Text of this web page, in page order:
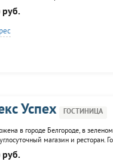
традиционной русской и
Гостям доступны услуги...
руб.
Успех ГОСТИНИЦА
в городе Белгороде, в
магазин и ресторан.
- кухня с СВЧ, посудой,
руб.